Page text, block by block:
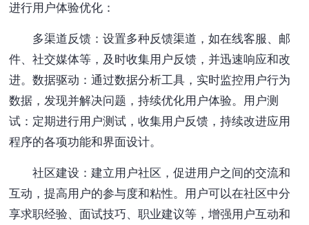
进行用户体验优化：
多渠道反馈：设置多种反馈渠道，如在线客服、邮
件、社交媒体等，及时收集用户反馈，并迅速响应和改
进。数据驱动：通过数据分析工具，实时监控用户行为
数据，发现并解决问题，持续优化用户体验。用户测
试：定期进行用户测试，收集用户反馈，持续改进应用
程序的各项功能和界面设计。
社区建设：建立用户社区，促进用户之间的交流和
互动，提高用户的参与度和粘性。用户可以在社区中分
享求职经验、面试技巧、职业建议等，增强用户互动和